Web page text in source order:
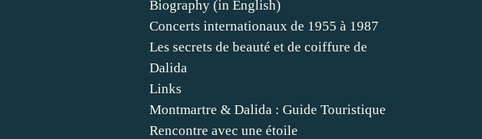
Biography (in English)
Concerts internationaux de 1955 à 1987
Les secrets de beauté et de coiffure de
Dalida
Links
Montmartre & Dalida : Guide Touristique
Rencontre avec une étoile